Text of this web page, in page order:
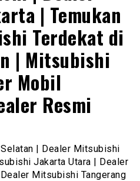
| Temukan
Terdekat di
| Mitsubishi
Mobil
Resmi
| Dealer Mitsubishi
Jakarta Utara | Dealer
Mitsubishi Tangerang